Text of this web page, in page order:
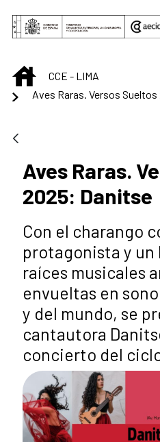
Saut au contenu principal
INICIOCCE - LIMA
Aves Raras. Versos
Aves Raras.
2025: Danitse
Con el charango
protagonista y un
raíces musicales
envueltas en
y del mundo, se
cantautora
concierto del